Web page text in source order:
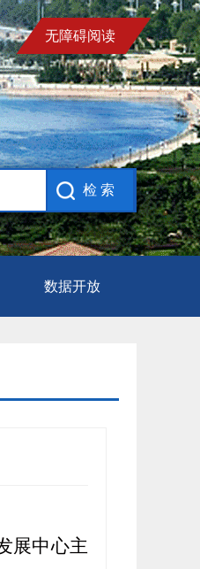
无障碍阅读
数据开放
展中心主